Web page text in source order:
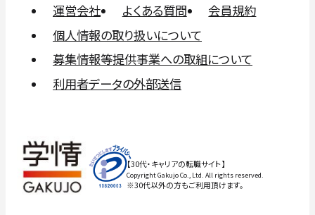
運営会社 よくある質問
会員規約
個人情報の取り扱いについて
募集情報等提供事業への取組について
利用者データの外部送信
【30代・キャリアの転職サイト】
Copyright Gakujo Co., Ltd. All rights reserved.
※30代以外の方もご利用頂けます。